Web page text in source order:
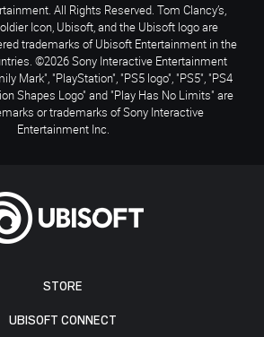
STORE
UBISOFT CONNECT
All Rights Reserved. Tom Clancy’s,
Icon, Ubisoft, and the Ubisoft logo are
trademarks of Ubisoft Entertainment in the
©2026 Sony Interactive Entertainment
Mark", "PlayStation", "PS5 logo", "PS5", "PS4
Shapes Logo" and "Play Has No Limits" are
or trademarks of Sony Interactive
Entertainment Inc.